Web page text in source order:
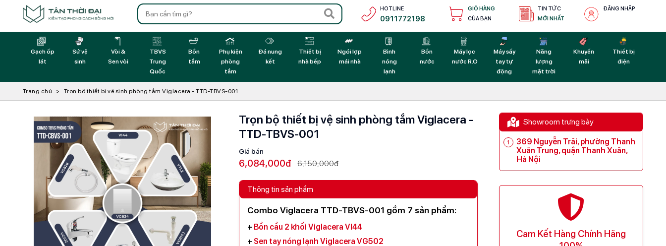
HOTLINE
0911772198
GIỎ HÀNG
CỦA BẠN
TIN TỨC
MỚI NHẤT
ĐĂNG NHẬP
Gạch ốp
lát
Sứ vệ
sinh
Vòi &
Sen vòi
TBVS
Trung
Quốc
Bồn
tắm
Phụ kiện
phòng
tắm
Đá nung
kết
Thiết bị
nhà bếp
Ngói lợp
mái nhà
Bình
nóng
lạnh
Bồn
nước
Máy lọc
nước R.O
Máy sấy
tay tự
động
Năng
lượng
mặt trời
Khuyến
mãi
Thiết bị
điện
Trang chủ Trọn bộ thiết bị vệ sinh phòng tắm Viglacera - TTD-TBVS-001
Trọn bộ thiết bị vệ sinh phòng tắm Viglacera -
TTD-TBVS-001
Giá bán
6,084,000đ 6,150,000đ
Thông tin sản phẩm
Combo Viglacera TTD-TBVS-001 gồm 7 sản phẩm:
+ Bồn cầu 2 khối Viglacera VI44
+ Sen tay nóng lạnh Viglacera VG502
Showroom trưng bày
369 Nguyễn Trãi, phường Thanh
Xuân Trung, quận Thanh Xuân,
Hà Nội
Cam Kết Hàng Chính Hãng